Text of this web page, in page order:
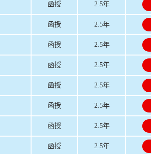
函授 2.5年
函授 2.5年
函授 2.5年
函授 2.5年
函授 2.5年
函授 2.5年
函授 2.5年
函授 2.5年